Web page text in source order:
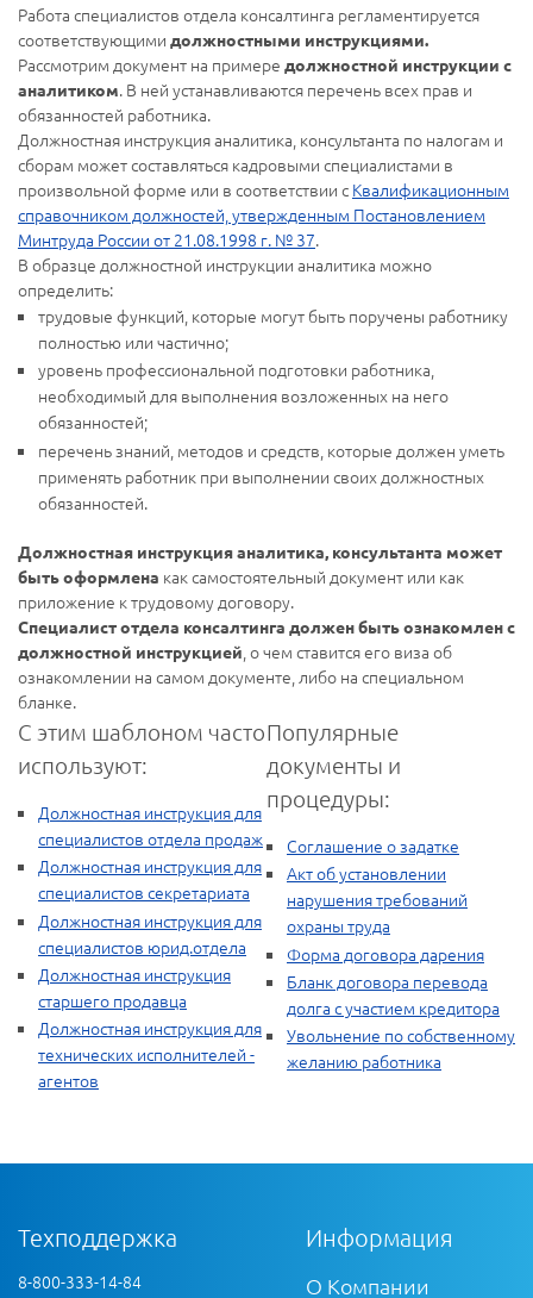
Работа специалистов отдела консалтинга регламентируется
соответствующими должностными инструкциями.
Рассмотрим документ на примере должностной инструкции с
аналитиком. В ней устанавливаются перечень всех прав и
обязанностей работника.
Должностная инструкция аналитика, консультанта по налогам и
сборам может составляться кадровыми специалистами в
произвольной форме или в соответствии с Квалификационным
справочником должностей, утвержденным Постановлением
Минтруда России от 21.08.1998 г. № 37.
В образце должностной инструкции аналитика можно
определить:
трудовые функций, которые могут быть поручены работнику
полностью или частично;
уровень профессиональной подготовки работника,
необходимый для выполнения возложенных на него
обязанностей;
перечень знаний, методов и средств, которые должен уметь
применять работник при выполнении своих должностных
обязанностей.
Должностная инструкция аналитика, консультанта может
быть оформлена как самостоятельный документ или как
приложение к трудовому договору.
Специалист отдела консалтинга должен быть ознакомлен с
должностной инструкцией , о чем ставится его виза об
ознакомлении на самом документе, либо на специальном
бланке.
С этим шаблоном часто
используют:
Должностная инструкция для
специалистов отдела продаж
Должностная инструкция для
специалистов секретариата
Должностная инструкция для
специалистов юрид.отдела
Должностная инструкция
старшего продавца
Должностная инструкция для
технических исполнителей -
агентов
Популярные
документы и
процедуры:
Соглашение о задатке
Акт об установлении
нарушения требований
охраны труда
Форма договора дарения
Бланк договора перевода
долга с участием кредитора
Увольнение по собственному
желанию работника
Техподдержка
8-800-333-14-84
Информация
О Компании